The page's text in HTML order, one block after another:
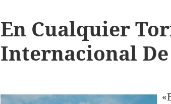
En Cualquier
Internacional